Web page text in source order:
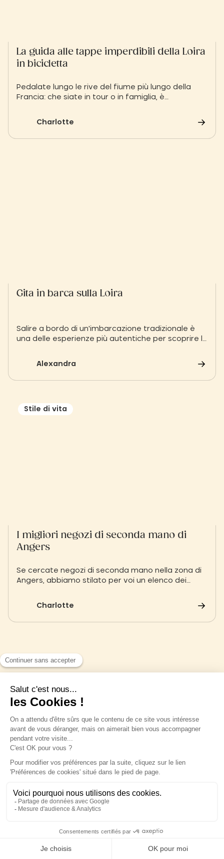
La guida alle tappe imperdibili della Loira
in bicicletta
Pedalate lungo le rive del fiume più lungo della
Francia: che siate in tour o in famiglia, è
Charlotte
Gita in barca sulla Loira
Salire a bordo di un'imbarcazione tradizionale è
una delle esperienze più autentiche per scoprire la
corrente a bordo di una toue o di una chiatta per
osservare la fauna selvatica e i paesaggi mutevoli
del fiume reale, in assoluta tranquillità.
Alexandra
Stile di vita
I migliori negozi di seconda mano di
Angers
Se cercate negozi di seconda mano nella zona di
Angers, abbiamo stilato per voi un elenco dei
Charlotte
Scoprite l'Ile de Béhuard, il gioiello
nascosto della Loira
Nel cuore della Loira, l'Ile de Béhuard, patrimonio
corso della Loira!
Charlotte